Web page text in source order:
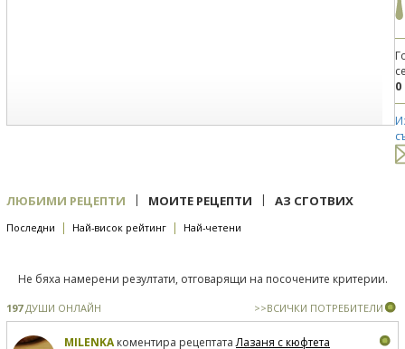
0
ЛЮБИМИ РЕЦЕПТИ | МОИТЕ РЕЦЕПТИ | АЗ СГОТВИХ
Последни | Най-висок рейтинг | Най-четени
Не бяха намерени резултати, отговарящи на посочените критерии.
197ДУШИ ОНЛАЙН >>ВСИЧКИ ПОТРЕБИТЕЛИ
MILENKAкоментира рецептатаЛазаня с кюфтета